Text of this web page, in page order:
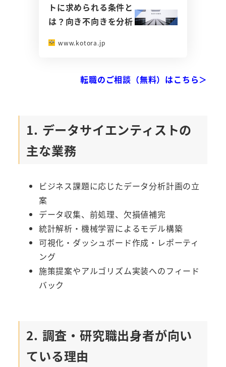
トに求められる条件と
は？向き不向きを分析
www.kotora.jp
転職のご相談（無料）はこちら＞
1. データサイエンティストの
主な業務
ビジネス課題に応じたデータ分析計画の立
案
データ収集、前処理、欠損値補完
統計解析・機械学習によるモデル構築
可視化・ダッシュボード作成・レポーティ
ング
施策提案やアルゴリズム実装へのフィード
バック
2. 調査・研究職出身者が向い
ている理由